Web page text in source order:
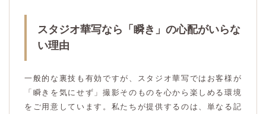
スタジオ華写なら「瞬き」の心配がいらな
い理由
一般的な裏技も有効ですが、スタジオ華写ではお客様が
「瞬きを気にせず」撮影そのものを心から楽しめる環境
をご用意しています。私たちが提供するのは、単なる記